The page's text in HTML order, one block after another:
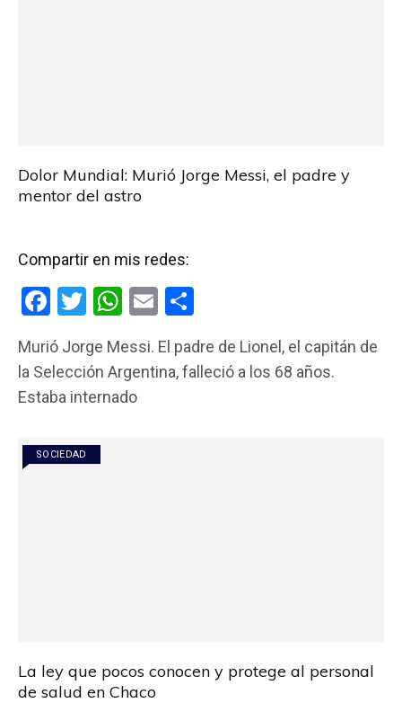
Dolor Mundial: Murió Jorge Messi, el padre y
mentor del astro
Compartir en mis redes:
F
ce
b
o
k
T
tt
er
W
at
s
E
ail m
p
Murió Jorge Messi. El padre de Lionel, el capitán de
la Selección Argentina, falleció a los 68 años.
Estaba internado
SOCIEDAD
La ley que pocos conocen y protege al personal
de salud en Chaco